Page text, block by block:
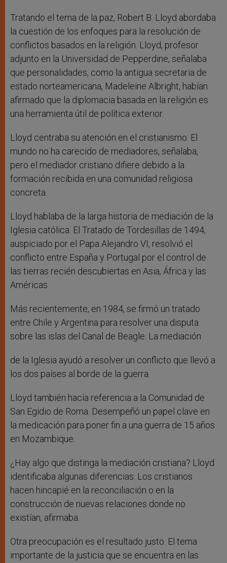
Tratando el tema de la paz, Robert B. Lloyd abordaba
la cuestión de los enfoques para la resolución de
conflictos basados en la religión. Lloyd, profesor
adjunto en la Universidad de Pepperdine, señalaba
que personalidades, como la antigua secretaria de
estado norteamericana, Madeleine Albright, habían
afirmado que la diplomacia basada en la religión es
una herramienta útil de política exterior.
Lloyd centraba su atención en el cristianismo. El
mundo no ha carecido de mediadores, señalaba,
pero el mediador cristiano difiere debido a la
formación recibida en una comunidad religiosa
concreta.
Lloyd hablaba de la larga historia de mediación de la
Iglesia católica. El Tratado de Tordesillas de 1494,
auspiciado por el Papa Alejandro VI, resolvió el
conflicto entre España y Portugal por el control de
las tierras recién descubiertas en Asia, África y las
Américas.
Más recientemente, en 1984, se firmó un tratado
entre Chile y Argentina para resolver una disputa
sobre las islas del Canal de Beagle. La mediación
de la Iglesia ayudó a resolver un conflicto que llevó a
los dos países al borde de la guerra.
Lloyd también hacía referencia a la Comunidad de
San Egidio de Roma. Desempeñó un papel clave en
la medicación para poner fin a una guerra de 15 años
en Mozambique.
¿Hay algo que distinga la mediación cristiana? Lloyd
identificaba algunas diferencias. Los cristianos
hacen hincapié en la reconciliación o en la
construcción de nuevas relaciones donde no
existían, afirmaba.
Otra preocupación es el resultado justo. El tema
importante de la justicia que se encuentra en las